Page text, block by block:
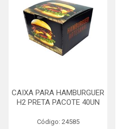
CAIXA PARA HAMBURGUER
H2 PRETA PACOTE 40UN
Código: 24585